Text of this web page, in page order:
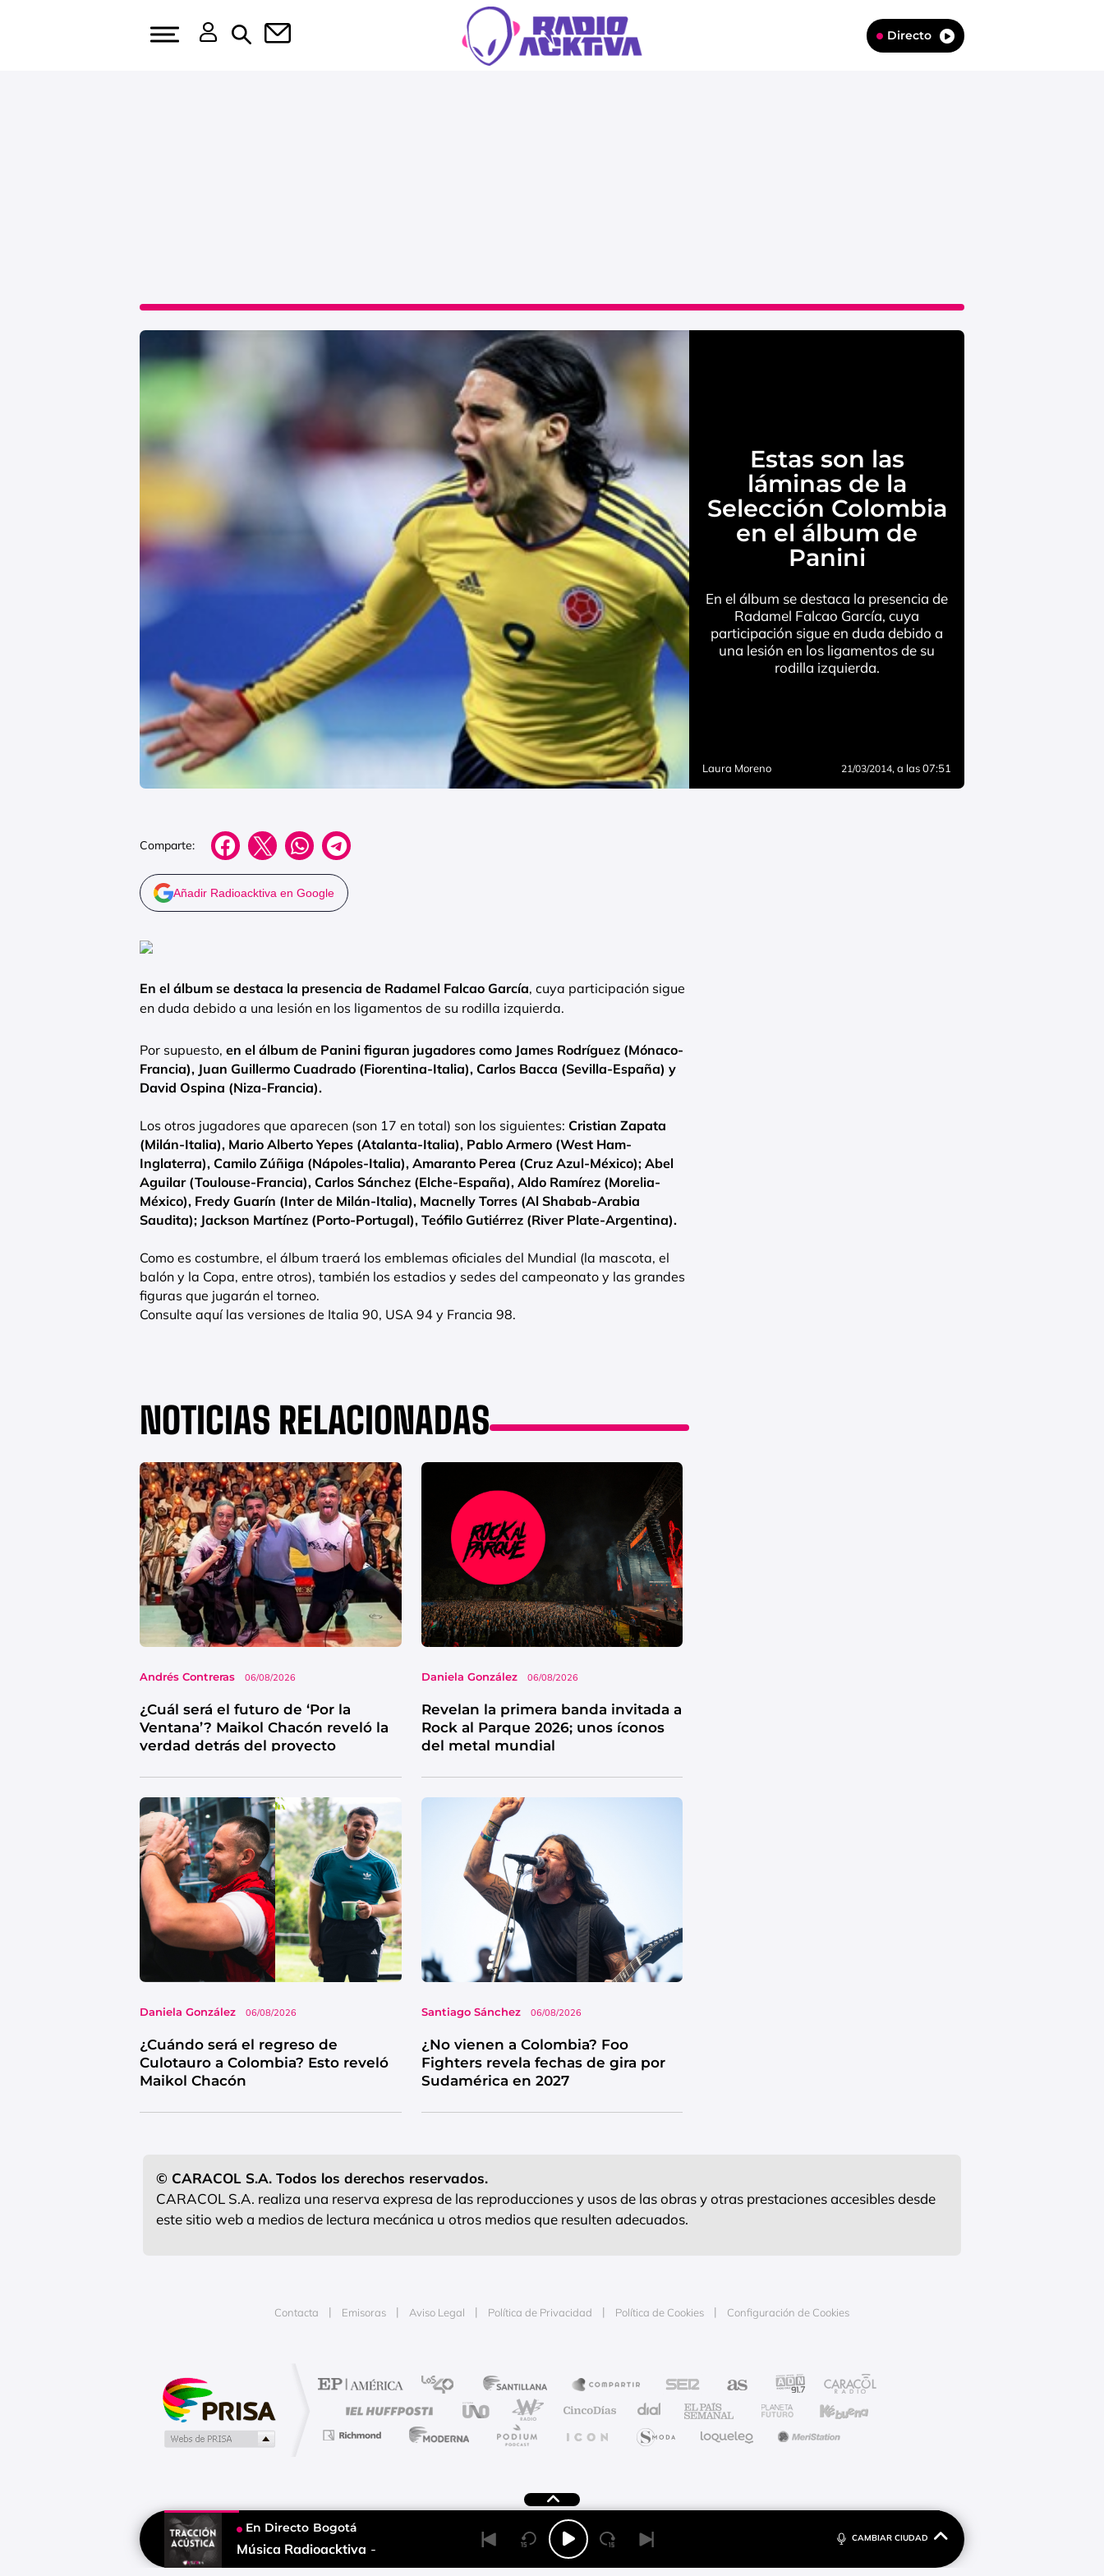
Directo
Estas son las
láminas de la
Selección Colombia
en el álbum de
Panini
En el álbum se destaca la presencia de
Radamel Falcao García, cuya
participación sigue en duda debido a
una lesión en los ligamentos de su
rodilla izquierda.
Laura Moreno 21/03/2014, a las 07:51
Comparte:
Añadir Radioacktiva en Google
En el álbum se destaca la presencia de Radamel Falcao García, cuya participación sigue
en duda debido a una lesión en los ligamentos de su rodilla izquierda.
Por supuesto, en el álbum de Panini figuran jugadores como James Rodríguez (Mónaco-
Francia), Juan Guillermo Cuadrado (Fiorentina-Italia), Carlos Bacca (Sevilla-España) y
David Ospina (Niza-Francia).
Los otros jugadores que aparecen (son 17 en total) son los siguientes: Cristian Zapata
(Milán-Italia), Mario Alberto Yepes (Atalanta-Italia), Pablo Armero (West Ham-
Inglaterra), Camilo Zúñiga (Nápoles-Italia), Amaranto Perea (Cruz Azul-México); Abel
Aguilar (Toulouse-Francia), Carlos Sánchez (Elche-España), Aldo Ramírez (Morelia-
México), Fredy Guarín (Inter de Milán-Italia), Macnelly Torres (Al Shabab-Arabia
Saudita); Jackson Martínez (Porto-Portugal), Teófilo Gutiérrez (River Plate-Argentina).
Como es costumbre, el álbum traerá los emblemas oficiales del Mundial (la mascota, el
balón y la Copa, entre otros), también los estadios y sedes del campeonato y las grandes
figuras que jugarán el torneo.
Consulte aquí las versiones de Italia 90, USA 94 y Francia 98.
NOTICIAS RELACIONADAS
Andrés Contreras 06/08/2026
¿Cuál será el futuro de ‘Por la
Ventana’? Maikol Chacón reveló la
verdad detrás del proyecto
Daniela González 06/08/2026
Revelan la primera banda invitada a
Rock al Parque 2026; unos íconos
del metal mundial
Daniela González 06/08/2026
¿Cuándo será el regreso de
Culotauro a Colombia? Esto reveló
Maikol Chacón
Santiago Sánchez 06/08/2026
¿No vienen a Colombia? Foo
Fighters revela fechas de gira por
Sudamérica en 2027
© CARACOL S.A. Todos los derechos reservados.
CARACOL S.A. realiza una reserva expresa de las reproducciones y usos de las obras y otras prestaciones accesibles desde
este sitio web a medios de lectura mecánica u otros medios que resulten adecuados.
Contacta Emisoras Aviso Legal Política de Privacidad Política de Cookies Configuración de Cookies
Publicidad
Tu contenido empezará después de la publicidad
En Directo Bogotá
Música Radioacktiva -
CAMBIAR CIUDAD